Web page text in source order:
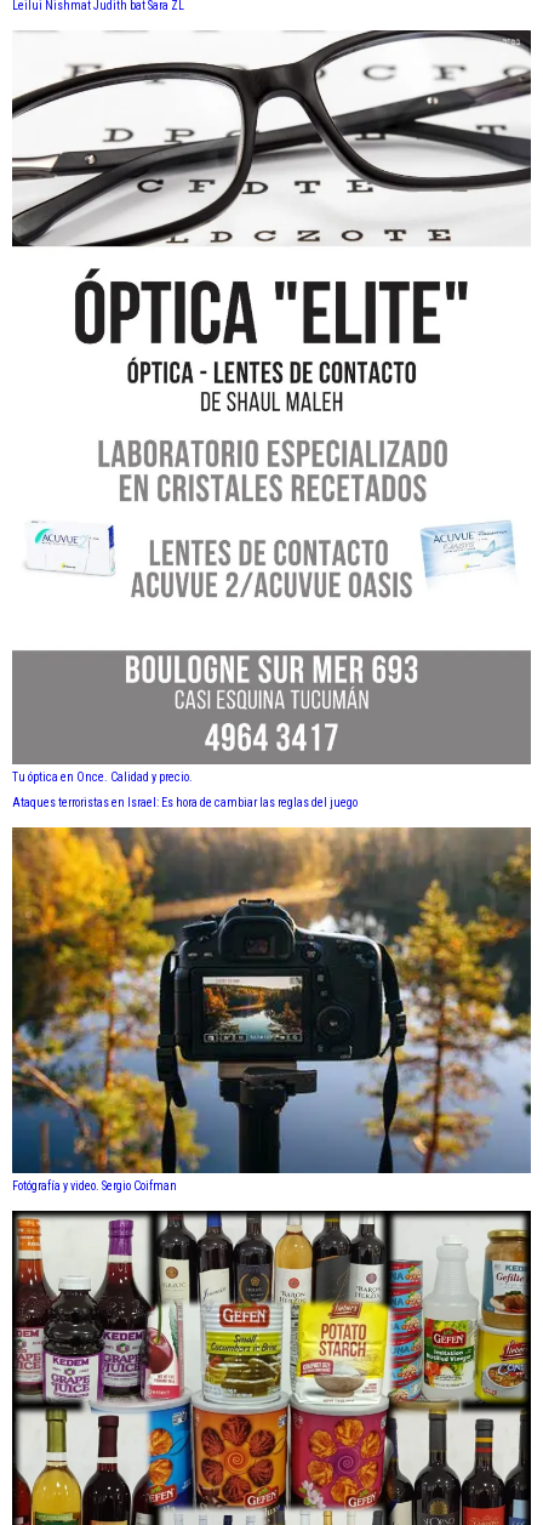
Leilui Nishmat Judith bat Sara ZL
Tu óptica en Once. Calidad y precio.
Ataques terroristas en Israel: Es hora de cambiar las reglas del juego
Fotógrafía y video. Sergio Coifman